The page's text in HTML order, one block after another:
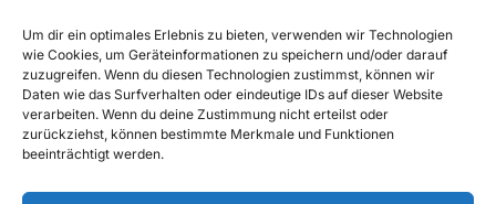
Um dir ein optimales Erlebnis zu bieten, verwenden wir Technologien
wie Cookies, um Geräteinformationen zu speichern und/oder darauf
zuzugreifen. Wenn du diesen Technologien zustimmst, können wir
Daten wie das Surfverhalten oder eindeutige IDs auf dieser Website
verarbeiten. Wenn du deine Zustimmung nicht erteilst oder
zurückziehst, können bestimmte Merkmale und Funktionen
beeinträchtigt werden.